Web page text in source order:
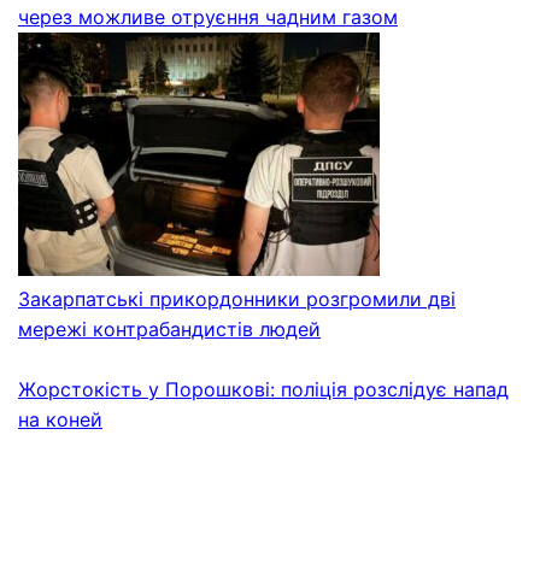
через можливе отруєння чадним газом
Закарпатські прикордонники розгромили дві
мережі контрабандистів людей
Жорстокість у Порошкові: поліція розслідує напад
на коней